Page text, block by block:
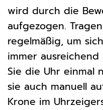
wird durch die
aufgezogen.
regelmäßig, um
immer
Sie die Uhr einmal
sie auch manuell
Krone im